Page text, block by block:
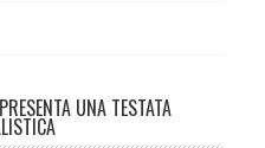
UNA TESTATA